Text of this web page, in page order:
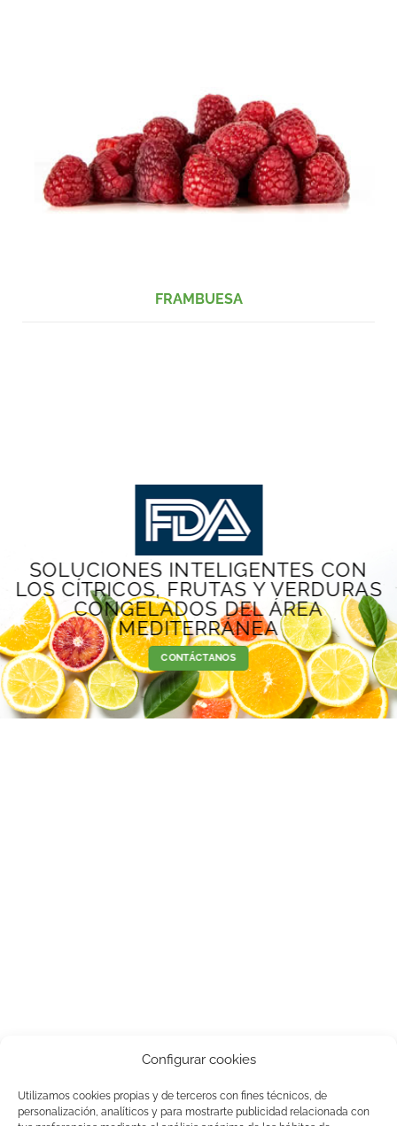
Configurar cookies
Utilizamos cookies propias y de terceros con fines técnicos, de
personalización, analíticos y para mostrarte publicidad relacionada con
FRAMBUESA
SOLUCIONES INTELIGENTES CON
LOS CÍTRICOS, FRUTAS Y VERDURAS
CONGELADOS DEL ÁREA
MEDITERRÁNEA
CONTÁCTANOS
PILMIFRESH, S.L. ha participado en el Programa de Iniciación a la
Exportación ICEX-Next, y ha contado con el apoyo de ICEX, así como con